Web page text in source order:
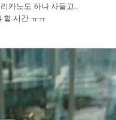
카노도 하나 사들고..
할 시간 ㅠㅠ